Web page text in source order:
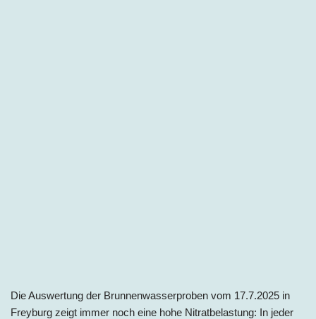
Die Auswertung der Brunnenwasserproben vom 17.7.2025 in
Freyburg zeigt immer noch eine hohe Nitratbelastung: In jeder